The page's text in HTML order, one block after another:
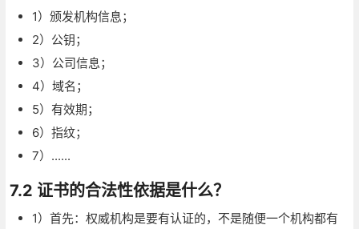
1）颁发机构信息；
2）公钥；
3）公司信息；
4）域名；
5）有效期；
6）指纹；
7）......
7.2 证书的合法性依据是什么？
1）首先：权威机构是要有认证的，不是随便一个机构都有